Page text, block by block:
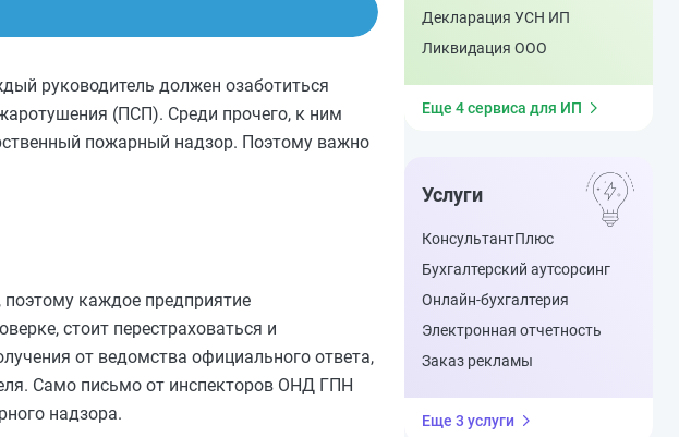
руководитель должен озаботиться
(ПСП). Среди прочего, к ним
пожарный надзор. Поэтому важно
каждое предприятие
стоит перестраховаться и
от ведомства официального ответа,
Само письмо от инспекторов ОНД ГПН
надзора.
Декларация УСН ИП
Ликвидация ООО
Еще 4 сервиса для ИП
Услуги
КонсультантПлюс
Бухгалтерский аутсорсинг
Онлайн-бухгалтерия
Электронная отчетность
Заказ рекламы
Еще 3 услуги